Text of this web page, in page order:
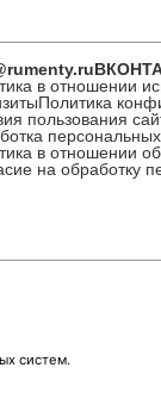
в отношении
Политика
пользования
в отношении
на обработку
систем.